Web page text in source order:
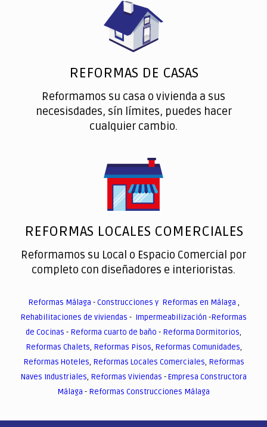
REFORMAS DE CASAS
Reformamos su casa o vivienda a sus
necesisdades, sín límites, puedes hacer
cualquier cambio.
REFORMAS LOCALES COMERCIALES
Reformamos su Local o Espacio Comercial por
completo con diseñadores e interioristas.
Reformas Málaga -Construcciones y Reformas en Málaga ,
Rehabilitaciones de viviendas - Impermeabilización -Reformas
de Cocinas - Reforma cuarto de baño - Reforma Dormitorios,
Reformas Chalets, Reformas Pisos, Reformas Comunidades,
Reformas Hoteles, Reformas Locales Comerciales, Reformas
Naves Industriales, Reformas Viviendas -Empresa Constructora
Málaga - Reformas Construcciones Málaga